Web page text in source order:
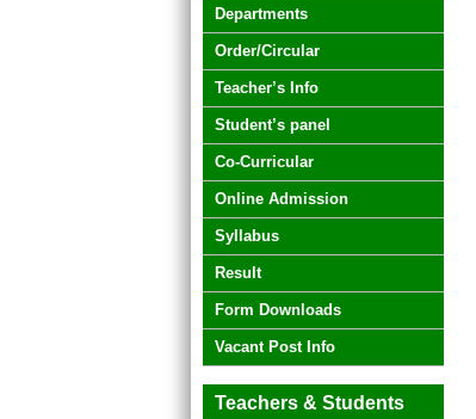
Departments
Order/Circular
Teacher’s Info
Student’s panel
Co-Curricular
Online Admission
Syllabus
Result
Form Downloads
Vacant Post Info
Teachers & Students